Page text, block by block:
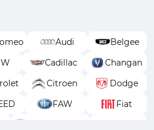
Audi
Belgee
Cadillac
Changan
Citroen
Dodge
FAW
Fiat